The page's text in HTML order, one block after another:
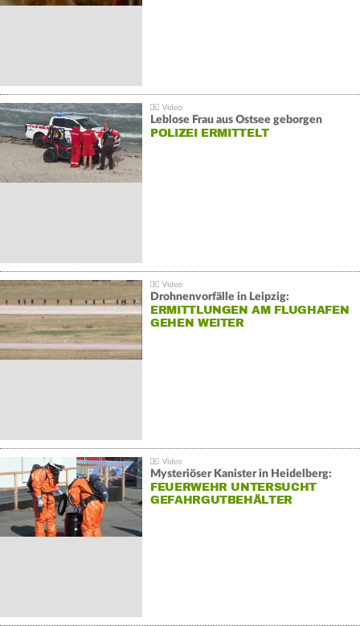
Leblose Frau aus Ostsee geborgen
POLIZEI ERMITTELT
Drohnenvorfälle in Leipzig:
ERMITTLUNGEN AM FLUGHAFEN
GEHEN WEITER
Mysteriöser Kanister in Heidelberg:
FEUERWEHR UNTERSUCHT
GEFAHRGUTBEHÄLTER